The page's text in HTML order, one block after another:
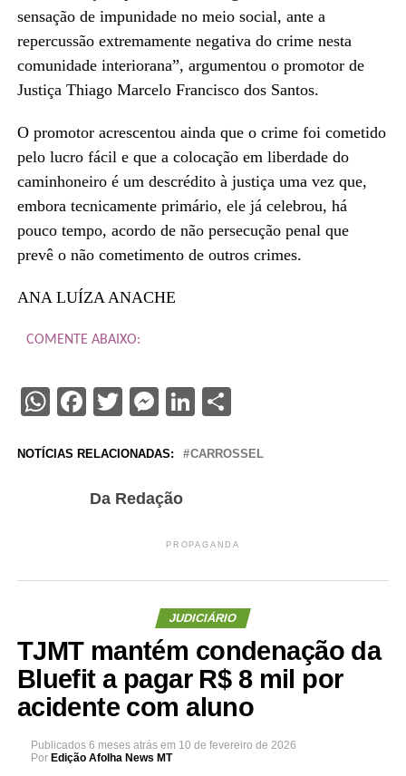
sensação de impunidade no meio social, ante a
repercussão extremamente negativa do crime nesta
comunidade interiorana”, argumentou o promotor de
Justiça Thiago Marcelo Francisco dos Santos.
O promotor acrescentou ainda que o crime foi cometido
pelo lucro fácil e que a colocação em liberdade do
caminhoneiro é um descrédito à justiça uma vez que,
embora tecnicamente primário, ele já celebrou, há
pouco tempo, acordo de não persecução penal que
prevê o não cometimento de outros crimes.
ANA LUÍZA ANACHE
COMENTE ABAIXO:
WhatsApp
Facebook
Twitter
Messenger
LinkedIn
Share
NOTÍCIAS RELACIONADAS: CARROSSEL
Da Redação
PROPAGANDA
JUDICIÁRIO
TJMT mantém condenação da
Bluefit a pagar R$ 8 mil por
acidente com aluno
Publicados 6 meses atrás em 10 de fevereiro de 2026
Por Edição Afolha News MT